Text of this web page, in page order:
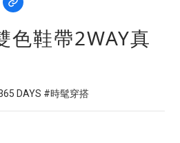
色鞋帶2WAY真
DAYS #時髦穿搭